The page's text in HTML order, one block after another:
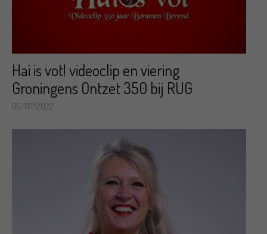
Hai is vot! videoclip en viering
Groningens Ontzet 350 bij RUG
05/07/2022